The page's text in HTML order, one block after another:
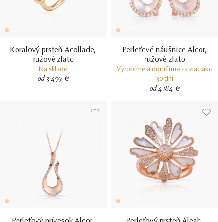
Koralový prsteň Acollade,
ružové zlato
Na sklade
od 3 459 €
Perleťové náušnice Alcor,
ružové zlato
Vyrobíme a doručíme za viac ako
30 dní
od 4 184 €